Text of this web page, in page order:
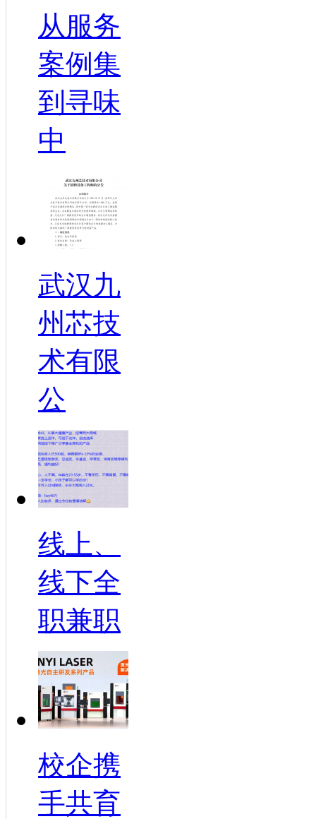
从服务
案例集
到寻味
中
武汉九
州芯技
术有限
公
线上、
线下全
职兼职
校企携
手共育